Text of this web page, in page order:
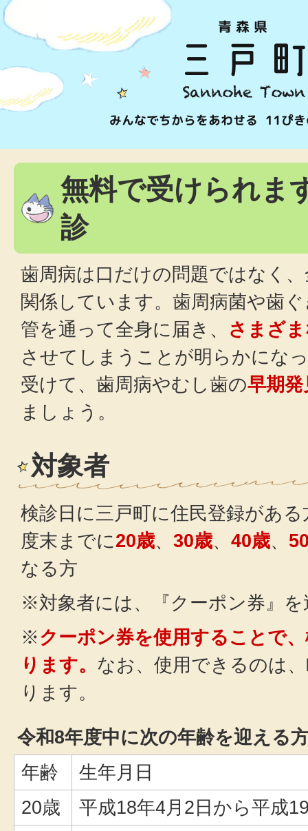
無料で受けられま
診
歯周病は口だけの問題ではなく
関係しています。歯周病菌や歯
管を通って全身に届き、 さまざ
させてしまうことが明らかにな
受けて、歯周病やむし歯の早期
ましょう。
対象者
検診日に三戸町に住民登録があ
度末までに20歳、 30歳、 40歳、
なる方
※対象者には、『クーポン券』
※クーポン券を使用することで
ります。 なお、使用できるのは
ります。
令和8年度中に次の年齢を迎える
年齢
生年月日
20歳
平成18年4月2日から平成